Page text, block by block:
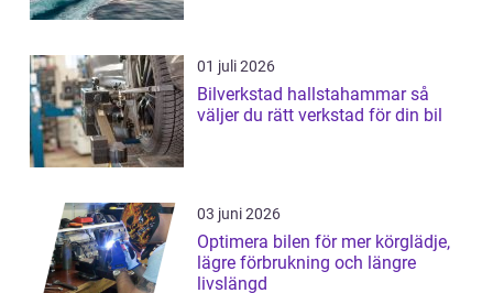
01 juli 2026
Bilverkstad hallstahammar så
väljer du rätt verkstad för din bil
03 juni 2026
Optimera bilen för mer körglädje,
lägre förbrukning och längre
livslängd